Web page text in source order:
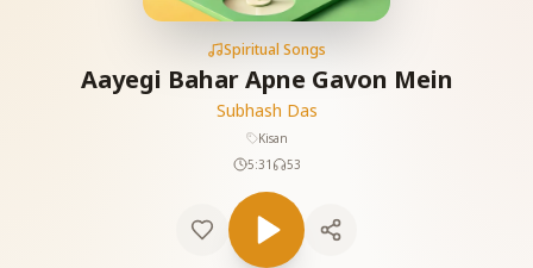
Spiritual Songs
Aayegi Bahar Apne Gavon Mein
Subhash Das
Kisan
5:31
53